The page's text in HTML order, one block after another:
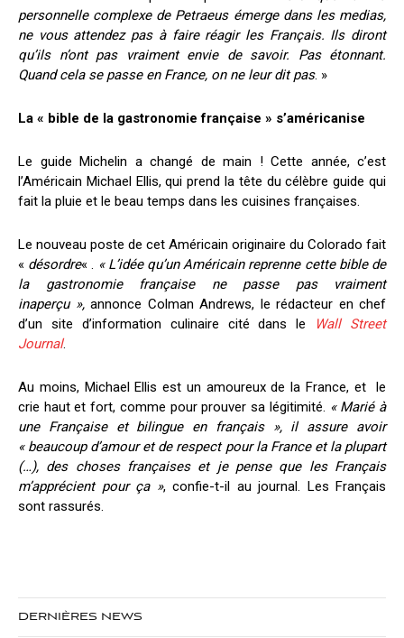
personnelle complexe de Petraeus émerge dans les medias,
ne vous attendez pas à faire réagir les Français. Ils diront
qu’ils n’ont pas vraiment envie de savoir. Pas étonnant.
Quand cela se passe en France, on ne leur dit pas. »
La « bible de la gastronomie française » s’américanise
Le guide Michelin a changé de main ! Cette année, c’est
l’Américain Michael Ellis, qui prend la tête du célèbre guide qui
fait la pluie et le beau temps dans les cuisines françaises.
Le nouveau poste de cet Américain originaire du Colorado fait
« désordre« . « L’idée qu’un Américain reprenne cette bible de
la gastronomie française ne passe pas vraiment
inaperçu »,annonce Colman Andrews, le rédacteur en chef
d’un site d’information culinaire cité dans le
Wall Street
Journal.
Au moins, Michael Ellis est un amoureux de la France, et le
crie haut et fort, comme pour prouver sa légitimité. « Marié à
une Française et bilingue en français», il assure avoir
« beaucoup d’amour et de respect pour la France et la plupart
(…), des choses françaises et je pense que les Français
m’apprécient pour ça », confie-t-il au journal. Les Français
sont rassurés.
DERNIÈRES NEWS